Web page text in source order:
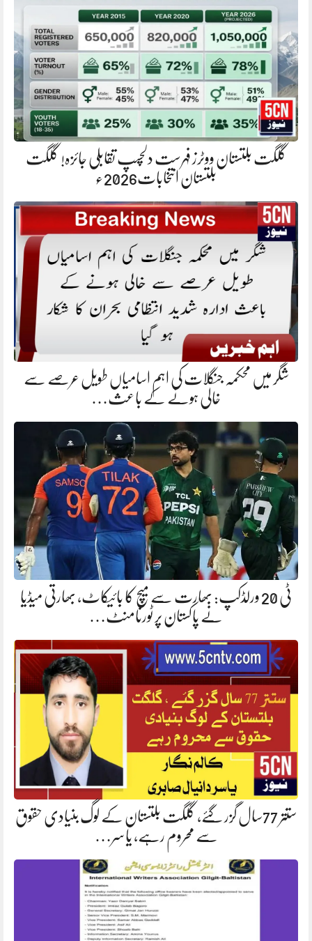
گلگت بلتستان ووٹرز فہرست دلچسپ تقابلی جائزہ! گلگت
بلتستان انتخابات2026ء
شگر میں محکمہ جنگلات کی اہم اسامیاں طویل عرصے سے
خالی ہونے کے باعث…
ٹی 20 ورلڈکپ: بھارت سے میچ کا بائیکاٹ، بھارتی میڈیا
نے پاکستان پر ٹورنامنٹ…
ستتر 77سال گزر گئے، گلگت بلتستان کے لوگ بنیادی حقوق
سے محروم رہے، یاسر…